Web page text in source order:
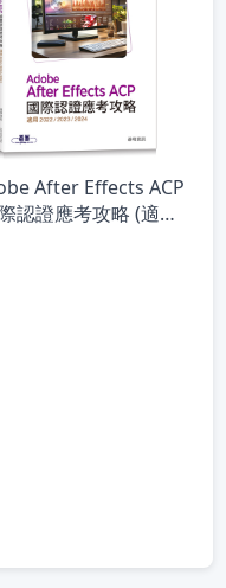
After Effects ACP
認證應考攻略 (適用